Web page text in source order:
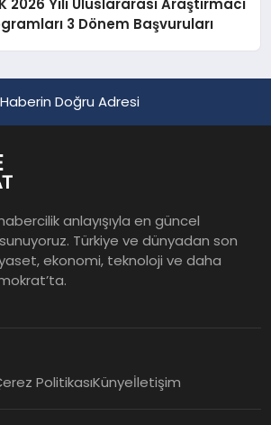
2026 Yılı Uluslararası Araştırmacı
3 Dönem Başvuruları
Haberin Doğru Adresi
anlayışıyla en güncel
Türkiye ve dünyadan son
ekonomi, teknoloji ve daha
PolitikasıKünyeİletişim